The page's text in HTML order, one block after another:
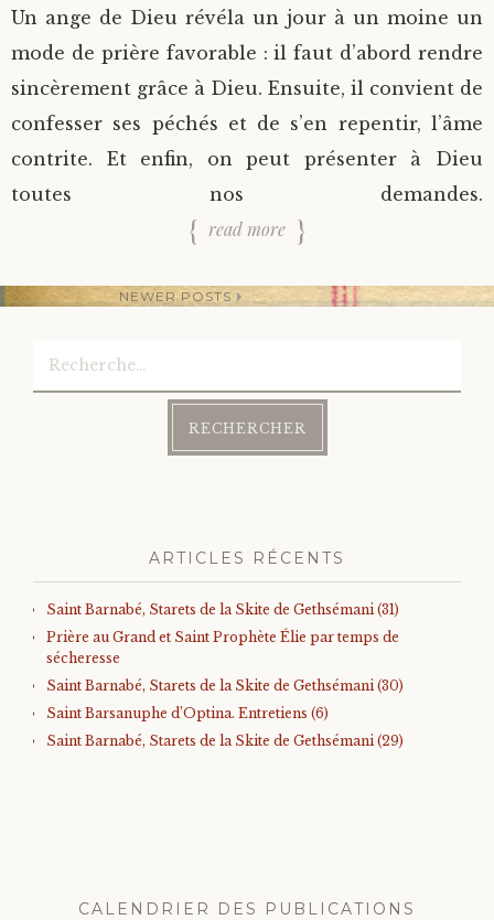
Un ange de Dieu révéla un jour à un moine un
mode de prière favorable : il faut d’abord rendre
sincèrement grâce à Dieu. Ensuite, il convient de
confesser ses péchés et de s’en repentir, l’âme
contrite. Et enfin, on peut présenter à Dieu
toutes nos demandes.
read more
Post
navigation
NEWER POSTS
ARTICLES RÉCENTS
Saint Barnabé, Starets de la Skite de Gethsémani (31)
Prière au Grand et Saint Prophète Élie par temps de
sécheresse
Saint Barnabé, Starets de la Skite de Gethsémani (30)
Saint Barsanuphe d’Optina. Entretiens (6)
Saint Barnabé, Starets de la Skite de Gethsémani (29)
CALENDRIER DES PUBLICATIONS